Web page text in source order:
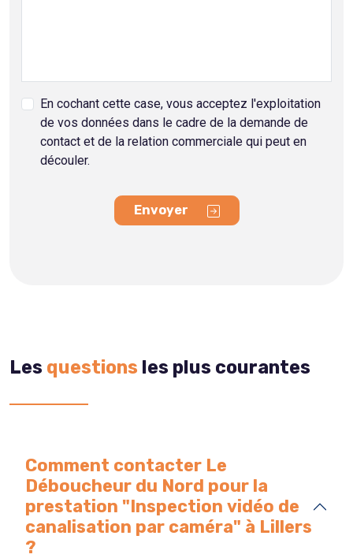
En cochant cette case, vous acceptez l'exploitation
de vos données dans le cadre de la demande de
contact et de la relation commerciale qui peut en
découler.
Envoyer
Les questions les plus courantes
Comment contacter Le
Déboucheur du Nord pour la
prestation "Inspection vidéo de
canalisation par caméra" à Lillers
?